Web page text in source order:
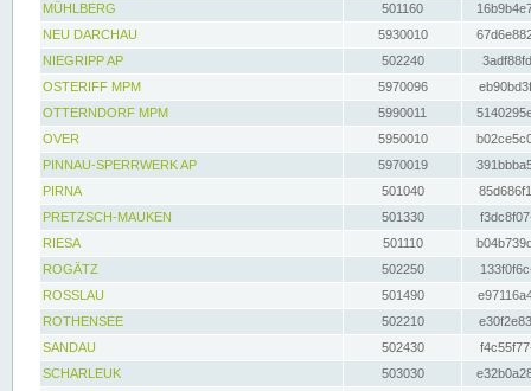
MÜHLBERG
501160
NEU DARCHAU
5930010
NIEGRIPP AP
502240
OSTERIFF MPM
5970096
OTTERNDORF MPM
5990011
OVER
5950010
PINNAU-SPERRWERK AP
5970019
PIRNA
501040
PRETZSCH-MAUKEN
501330
RIESA
501110
ROGÄTZ
502250
ROSSLAU
501490
ROTHENSEE
502210
SANDAU
502430
SCHARLEUK
503030